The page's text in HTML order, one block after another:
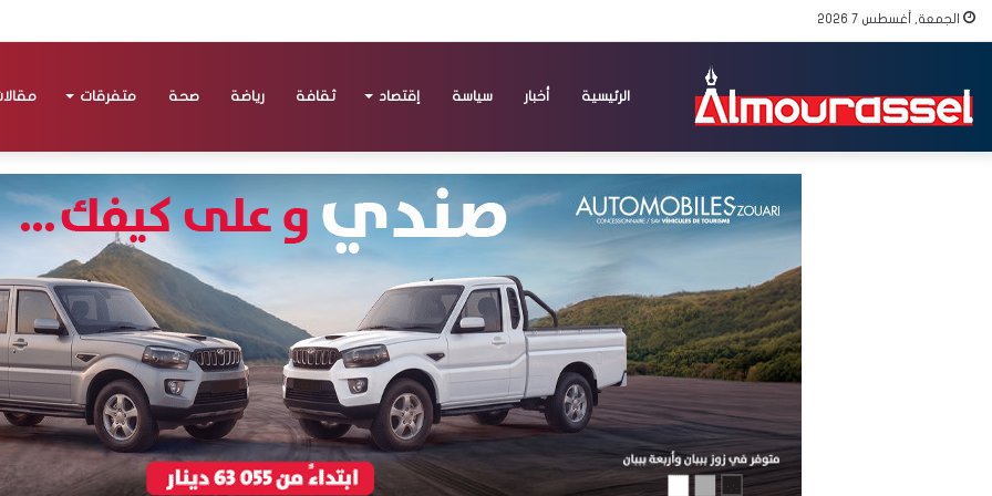
الجمعة, أغسطس 7 2026
الرئيسية أخبار سياسة إقتصاد ثقافة رياضة صحة متفرقات